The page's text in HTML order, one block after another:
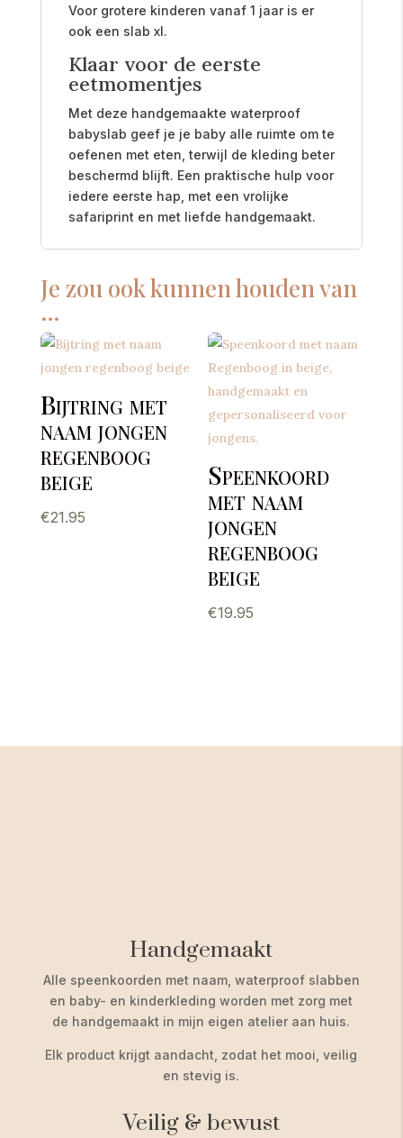
Voor grotere kinderen vanaf 1 jaar is er
ook een slab xl.
Klaar voor de eerste
eetmomentjes
Met deze handgemaakte waterproof
babyslab geef je je baby alle ruimte om te
oefenen met eten, terwijl de kleding beter
beschermd blijft. Een praktische hulp voor
iedere eerste hap, met een vrolijke
safariprint en met liefde handgemaakt.
Je zou ook kunnen houden van
…
Bijtring met
naam jongen
regenboog
beige
€21.95
Speenkoord
met naam
jongen
regenboog
beige
€19.95
Handgemaakt
Alle speenkoorden met naam, waterproof slabben
en baby- en kinderkleding worden met zorg met
de handgemaakt in mijn eigen atelier aan huis.
Elk product krijgt aandacht, zodat het mooi, veilig
en stevig is.
Veilig & bewust